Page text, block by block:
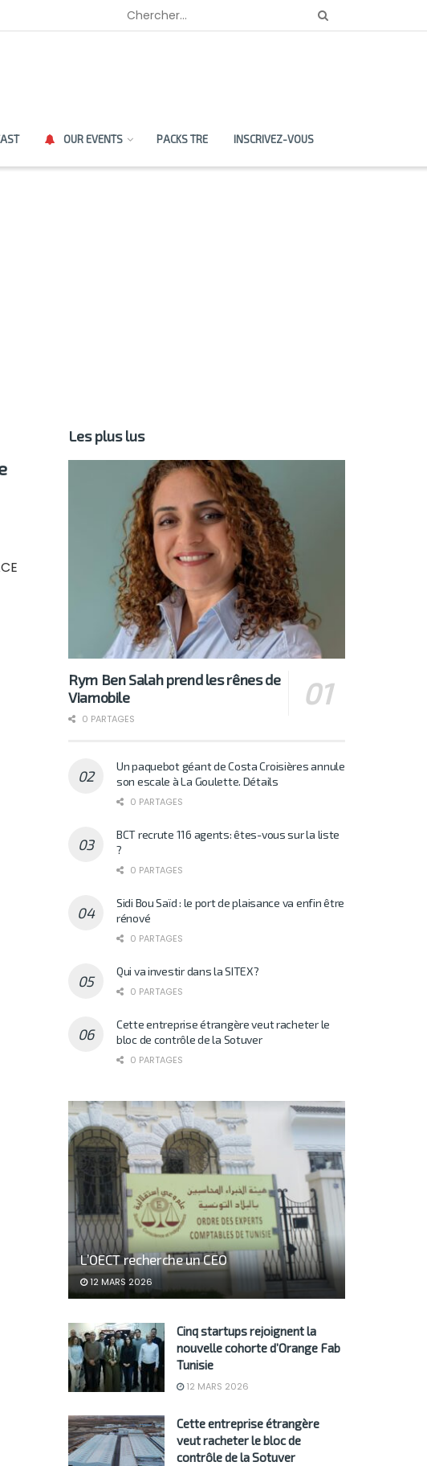
OUR EVENTS PACKS TRE INSCRIVEZ-VOUS
Les plus lus
Rym Ben Salah prend les rênes de
Viamobile
0 PARTAGES
Un paquebot géant de Costa Croisières annule
son escale à La Goulette. Détails
0 PARTAGES
BCT recrute 116 agents: êtes-vous sur la liste
?
0 PARTAGES
Sidi Bou Saïd : le port de plaisance va enfin être
rénové
0 PARTAGES
Qui va investir dans la SITEX?
0 PARTAGES
Cette entreprise étrangère veut racheter le
bloc de contrôle de la Sotuver
0 PARTAGES
L’OECT recherche un CEO
12 MARS 2026
Cinq startups rejoignent la
nouvelle cohorte d’Orange Fab
Tunisie
12 MARS 2026
Cette entreprise étrangère
veut racheter le bloc de
contrôle de la Sotuver